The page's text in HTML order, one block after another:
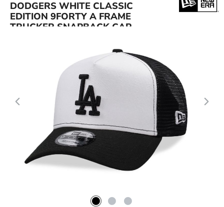
DODGERS WHITE CLASSIC
EDITION 9FORTY A FRAME
TRUCKER SNAPBACK CAP